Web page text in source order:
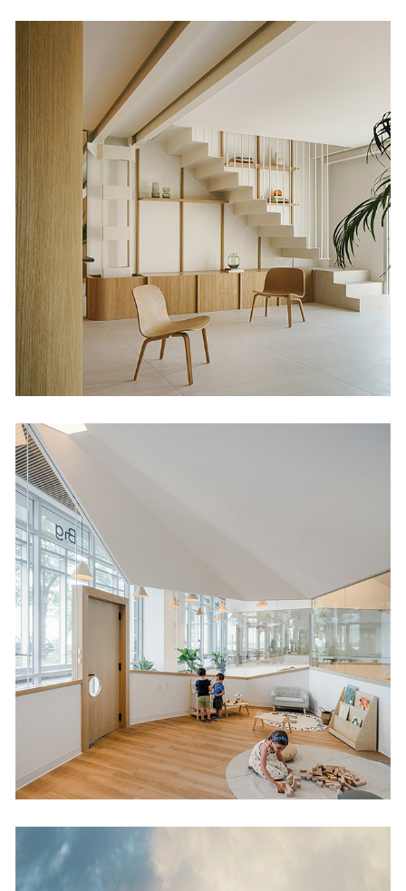
Dúplex en las Salesas
Viviendas
Big and Tiny NYC
Cultural